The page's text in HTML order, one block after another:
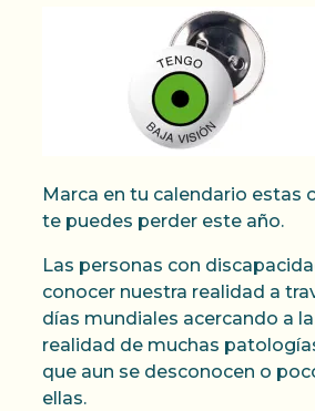
Marca en tu calendario estas
te puedes perder este año.
Las personas con
conocer nuestra realidad a
días mundiales acercando a
realidad de muchas
que aun se desconocen o
ellas.